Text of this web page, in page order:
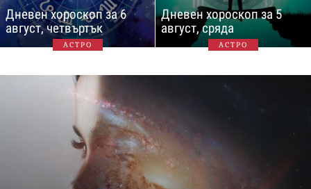
Дневен хороскоп за 6
август, четвъртък
АСТРО
Дневен хороскоп за 5
август, сряда
АСТРО